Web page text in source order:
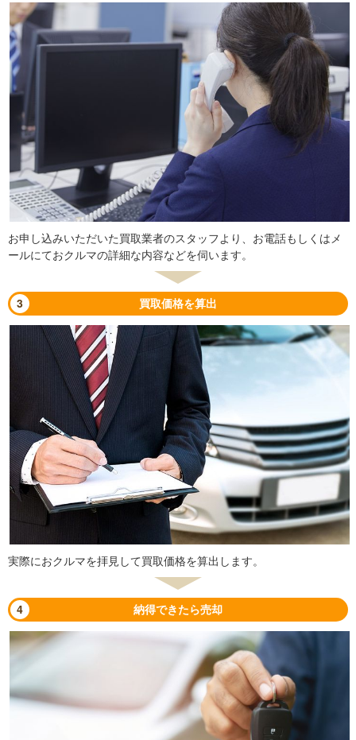
お申し込みいただいた買取業者のスタッフより、お電話もしくはメ
ールにておクルマの詳細な内容などを伺います。
3 買取価格を算出
実際におクルマを拝見して買取価格を算出します。
4 納得できたら売却